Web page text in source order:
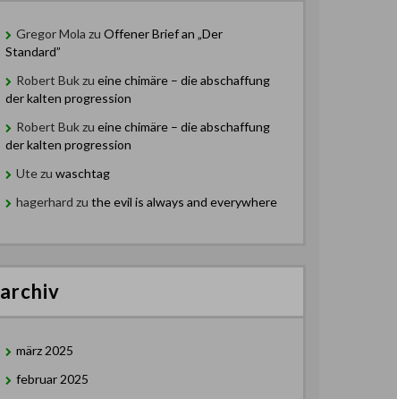
Gregor Mola zu Offener Brief an „Der
Standard”
Robert Bukzu eine chimäre – die abschaffung
der kalten progression
Robert Bukzu eine chimäre – die abschaffung
der kalten progression
Utezu waschtag
hagerhard zu the evil is always and everywhere
archiv
märz 2025
februar 2025